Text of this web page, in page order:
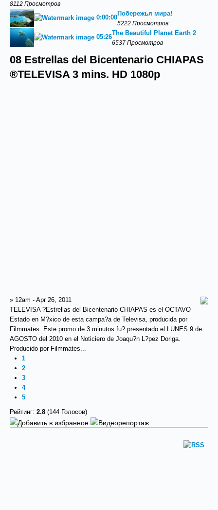
8112 Просмотров
0:00:00
Побережья мира!
5222 Просмотров
05:26
The Beautiful Planet Earth 2
6537 Просмотров
08 Estrellas del Bicentenario CHIAPAS
®TELEVISA 3 mins. HD 1080p
» 12am - Apr 26, 2011
TELEVISA ?Estrellas del Bicentenario CHIAPAS es el OCTAVO
Estado en M?xico de esta campa?a de Televisa, producida por
Filmmates. Este promo de 3 minutos fu? presentado el LUNES 9 de
AGOSTO del 2010 en el Noticiero de Joaqu?n L?pez Doriga.
Producido por Filmmates...
1
2
3
4
5
Рейтинг: 2.8 (144 Голосов)